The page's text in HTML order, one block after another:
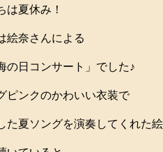
は夏休み！
絵奈さんによる
の日コンサート」でした♪
ピンクのかわいい衣装で
た夏ソングを演奏してくれた